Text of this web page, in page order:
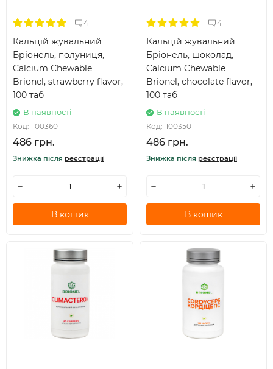
4
Кальцій жувальний
Бріонель, полуниця,
Calcium Chewable
Brionel, strawberry flavor,
100 таб
В наявності
Код: 100360
486 грн.
Знижка після реєстрації
В кошик
4
Кальцій жувальний
Бріонель, шоколад,
Calcium Chewable
Brionel, chocolate flavor,
100 таб
В наявності
Код: 100350
486 грн.
Знижка після реєстрації
В кошик